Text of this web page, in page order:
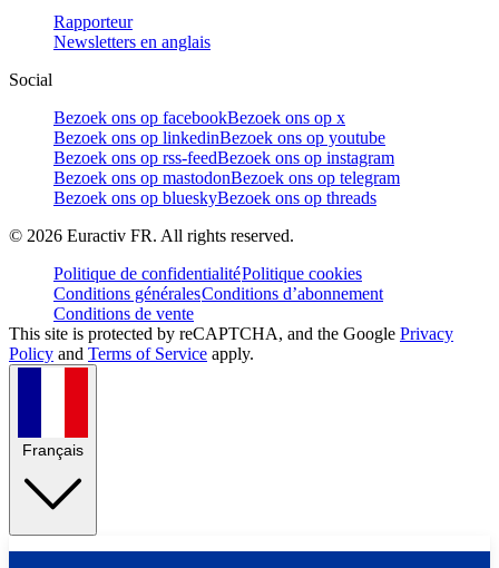
Rapporteur
Newsletters en anglais
Social
Bezoek ons op facebookBezoek ons op x
Bezoek ons op linkedinBezoek ons op youtube
Bezoek ons op rss-feedBezoek ons op instagram
Bezoek ons op mastodonBezoek ons op telegram
Bezoek ons op blueskyBezoek ons op threads
© 2026 Euractiv FR. All rights reserved.
Politique de confidentialitéPolitique cookies
Conditions généralesConditions d’abonnement
Conditions de vente
This site is protected by reCAPTCHA, and the Google Privacy
Policy and Terms of Service apply.
Français